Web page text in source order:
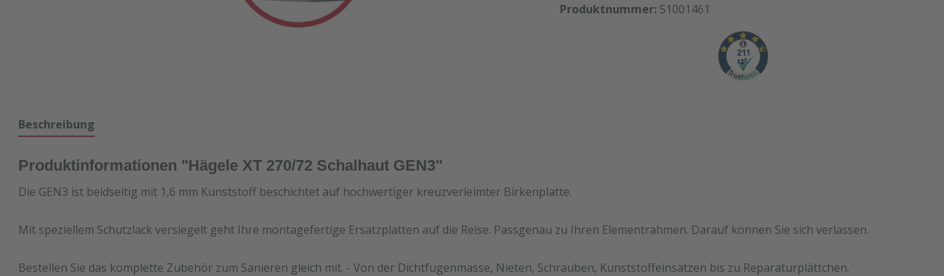
Produktnummer: 51001461
Beschreibung
Produktinformationen "Hägele XT 270/72 Schalhaut GEN3"
Die GEN3 ist beidseitig mit 1,6 mm Kunststoff beschichtet auf hochwertiger kreuzverleimter Birkenplatte.
Mit speziellem Schutzlack versiegelt geht Ihre montagefertige Ersatzplatten auf die Reise. Passgenau zu Ihren Elementrahmen. Darauf können Sie sich verlassen.
Bestellen Sie das komplette Zubehör zum Sanieren gleich mit. - Von der Dichtfugenmasse, Nieten, Schrauben, Kunststoffeinsätzen bis zu Reparaturplättchen.